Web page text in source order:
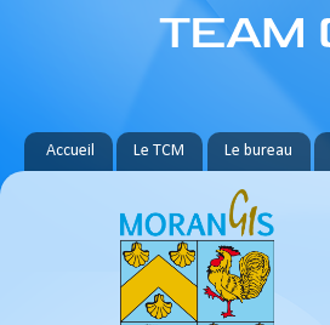
Accueil Le TCM Le bureau